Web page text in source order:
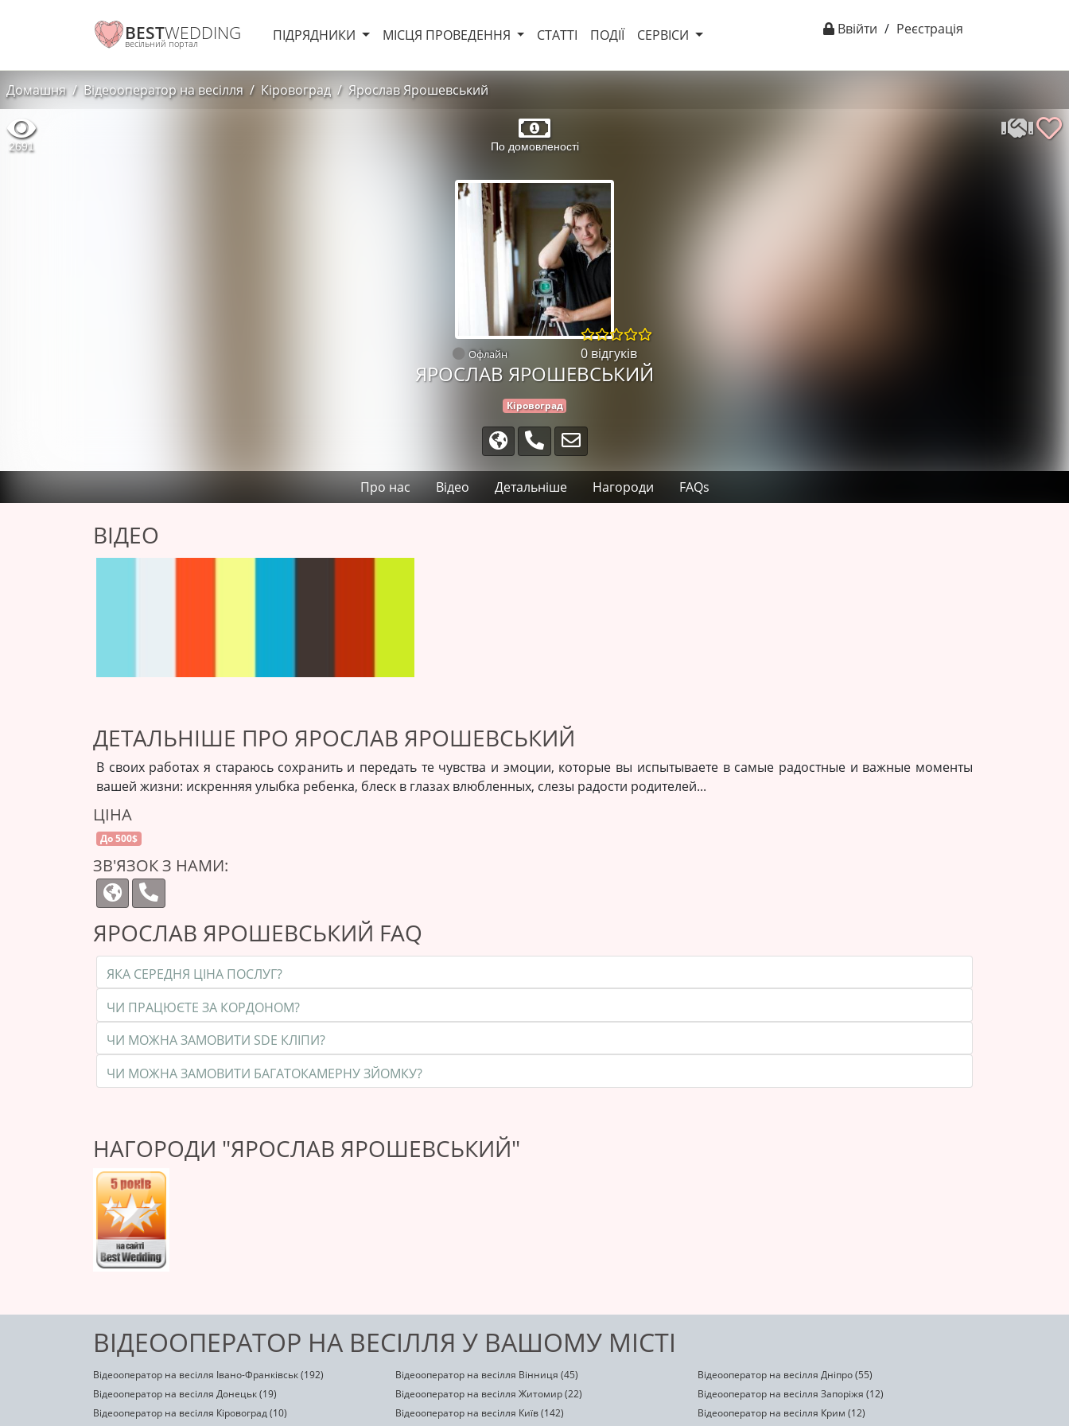
BESTWEDDING
весільний портал ПІДРЯДНИКИ МІСЦЯ ПРОВЕДЕННЯ СТАТТІ ПОДІЇ СЕРВІСИ Ввійти / Реєстрація
Домашня Відеооператор на весілля Кіровоград Ярослав Ярошевський
2691 По домовленості
Офлайн 0 відгуків
ЯРОСЛАВ ЯРОШЕВСЬКИЙ
Кіровоград
Про нас Відео Детальніше Нагороди FAQs
ВІДЕО
ДЕТАЛЬНІШЕ ПРО ЯРОСЛАВ ЯРОШЕВСЬКИЙ
В своих работах я стараюсь сохранить и передать те чувства и эмоции, которые вы испытываете в самые радостные и важные моменты
вашей жизни: искренняя улыбка ребенка, блеск в глазах влюбленных, слезы радости родителей...
ЦІНА
До 500$
ЗВ'ЯЗОК З НАМИ:
ЯРОСЛАВ ЯРОШЕВСЬКИЙ FAQ
ЯКА СЕРЕДНЯ ЦІНА ПОСЛУГ?
ЧИ ПРАЦЮЄТЕ ЗА КОРДОНОМ?
ЧИ МОЖНА ЗАМОВИТИ SDE КЛІПИ?
ЧИ МОЖНА ЗАМОВИТИ БАГАТОКАМЕРНУ ЗЙОМКУ?
НАГОРОДИ "ЯРОСЛАВ ЯРОШЕВСЬКИЙ"
ВІДЕООПЕРАТОР НА ВЕСІЛЛЯ У ВАШОМУ МІСТІ
Відеооператор на весілля Івано-Франківськ (192) Відеооператор на весілля Вінниця (45)
Відеооператор на весілля Дніпро (55)
Відеооператор на весілля Донецьк (19)
Відеооператор на весілля Житомир (22)
Відеооператор на весілля Запоріжя (12)
Відеооператор на весілля Кіровоград (10)
Відеооператор на весілля Київ (142)
Відеооператор на весілля Крим (12)